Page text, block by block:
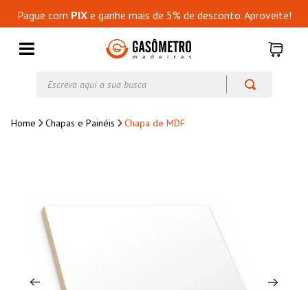
Pague com PIXe ganhe mais de 5% de desconto. Aproveite!
Chapas e Painéis Chapa de MDF